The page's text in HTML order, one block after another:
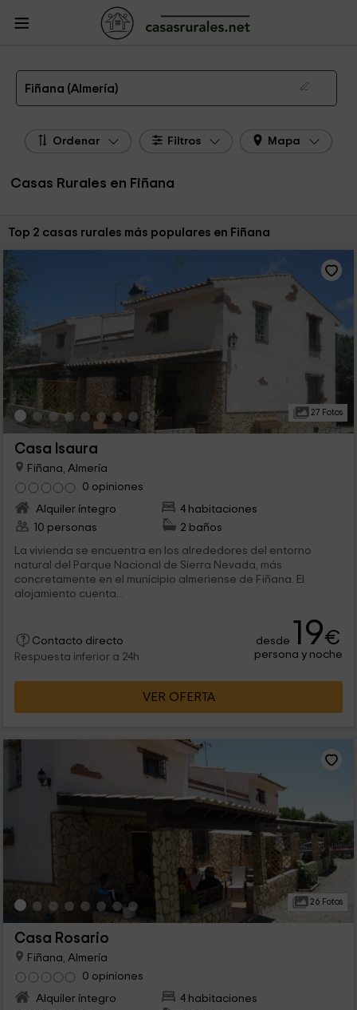
Casas Rurales
Almería
Casas Rurales Fiñana
Las 2 mejores casas rurales en Fiñana de 2026
Fiñana (Almería)
Ordenar Filtros Mapa
Casas Rurales en Fiñana
Ordenar por:
Top 2 casas rurales más populares en Fiñana
27 Fotos
Casa Isaura
Fiñana, Almería
0 opiniones
Alquiler íntegro
4 habitaciones
10 personas
2 baños
La vivienda se encuentra en los alrededores del entorno
natural del Parque Nacional de Sierra Nevada, más
concretamente en el municipio almeriense de Fiñana. El
alojamiento cuenta...
Contacto directo
Respuesta inferior a 24h
desde 19€
persona y noche
VER OFERTA
26 Fotos
Casa Rosario
Fiñana, Almería
0 opiniones
Alquiler íntegro
4 habitaciones